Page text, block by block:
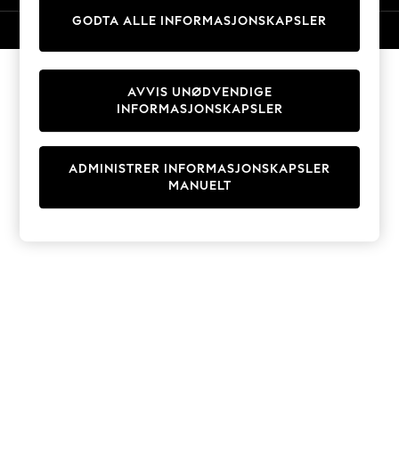
Coats & Jackets
Sweatshirts & Hoodies
Knitwear
Cardigans
Dresses
Sets & Outfits
T-Shirts
GODTA ALLE INFORMASJONSKAPSLER
ADMINISTRER INFORMASJONSKAPSLER
MANUELT
AVVIS UNØDVENDIGE
INFORMASJONSKAPSLER